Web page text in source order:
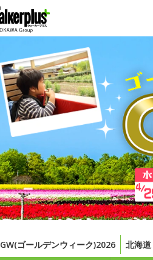
GW(ゴールデンウィーク)2026 北海道